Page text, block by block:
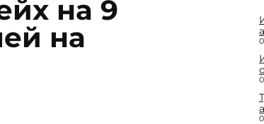
на 9
на